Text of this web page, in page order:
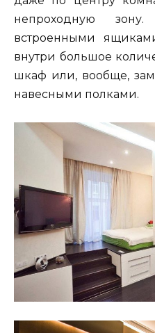
непроходную
встроенными
внутри большое
шкаф или, вообще,
навесными полками.